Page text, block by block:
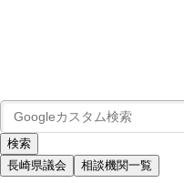
長崎県議会 相談機関一覧